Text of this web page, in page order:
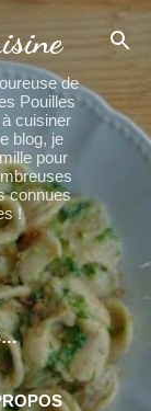
de
Pouilles
cuisiner
blog, je
pour
connues
!